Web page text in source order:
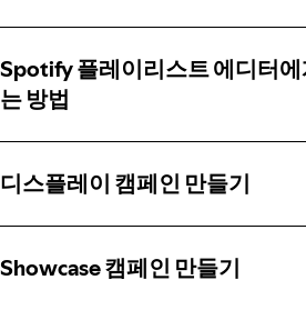
Spotify 플레이리스트 에디터
는 방법
Spotify 플레이리스트 에디터
는 방법
디스플레이 캠페인 만들기
디스플레이 캠페인 만들기
Showcase 캠페인 만들기
Showcase 캠페인 만들기